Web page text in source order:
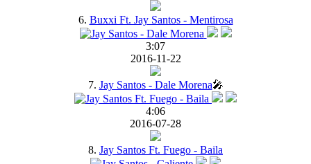
6. Buxxi Ft. Jay Santos - Mentirosa
3:07
2016-11-22
7. Jay Santos - Dale Morena🎤
4:06
2016-07-28
8. Jay Santos Ft. Fuego - Baila